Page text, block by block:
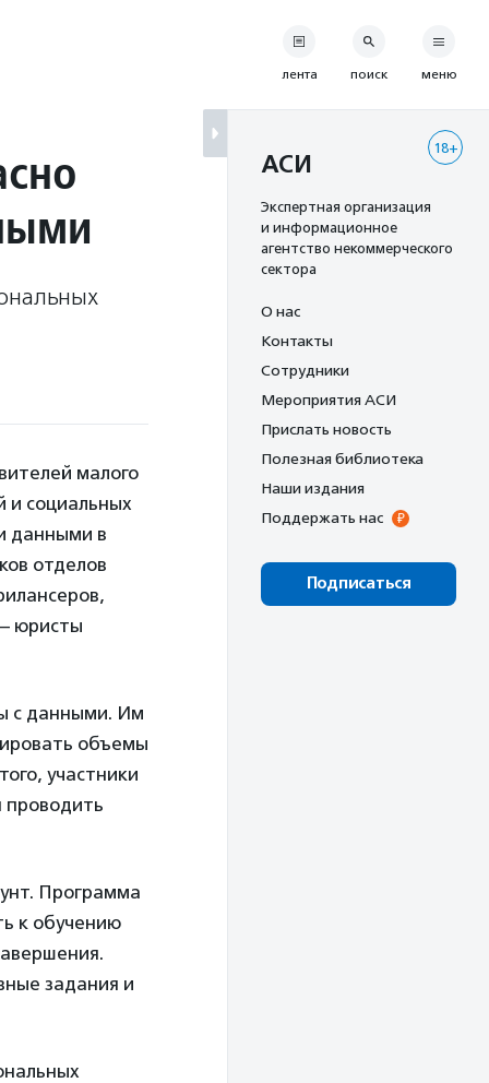
малого
и социальных
данными в
отделов
юристы
с данными. Им
объемы
участники
проводить
Программа
к обучению
задания и
лента поиск меню
18+
АСИ
Экспертная организация
и информационное
агентство некоммерческого
сектора
О нас
Контакты
Сотрудники
Мероприятия АСИ
Прислать новость
Полезная библиотека
Наши издания
Поддержать нас
Подписаться